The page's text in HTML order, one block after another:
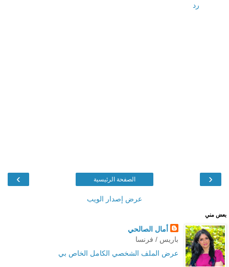
رد
‹
› الصفحة الرئيسية
عرض إصدار الويب
بعض مني
أمال الصالحي
باريس / فرنسا
عرض الملف الشخصي الكامل الخاص بي